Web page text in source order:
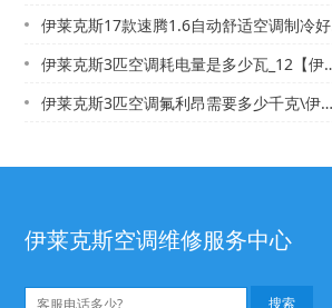
伊莱克斯17款速腾1.6自动舒适空调制冷好吗_1#伊莱克斯17款威驰空调制冷不顺...
伊莱克斯3匹空调耗电量是多少瓦_12【伊莱克斯3匹空调耗电量怎么计算-一天耗多少...
伊莱克斯3匹空调氟利昂需要多少千克\伊莱克斯3匹空调功率多少瓦_4
伊莱克斯空调维修服务中心